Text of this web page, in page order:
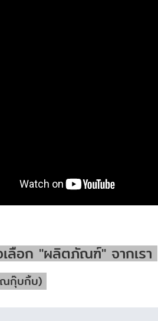
ลือก "ผลิตภัณฑ์" จากเรา
ณกุ๊บกิ้บ)